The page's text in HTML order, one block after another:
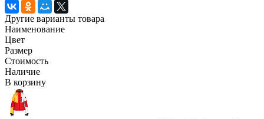
Другие варианты товара
Наименование
Цвет
Размер
Стоимость
Наличие
В корзину